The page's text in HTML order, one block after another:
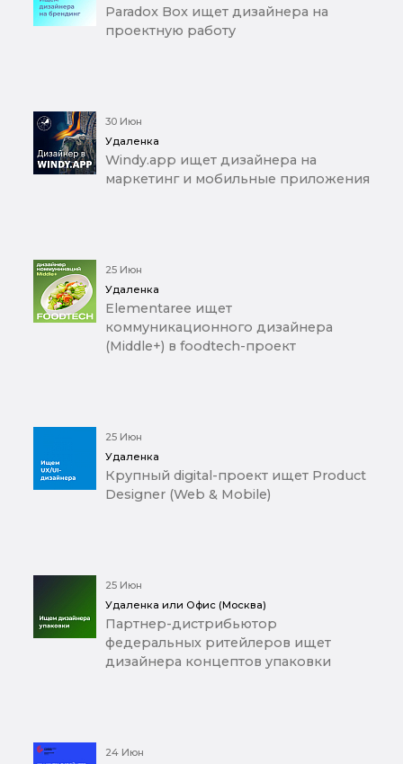
Paradox Box ищет дизайнера на
проектную работу
30 Июн
Удаленка
Windy.app ищет дизайнера на
маркетинг и мобильные приложения
25 Июн
Удаленка
Elementaree ищет
коммуникационного дизайнера
(Middle+) в foodtech-проект
25 Июн
Удаленка
Крупный digital-проект ищет Product
Designer (Web & Mobile)
25 Июн
Удаленка или Офис (Москва)
Партнер-дистрибьютор
федеральных ритейлеров ищет
дизайнера концептов упаковки
24 Июн